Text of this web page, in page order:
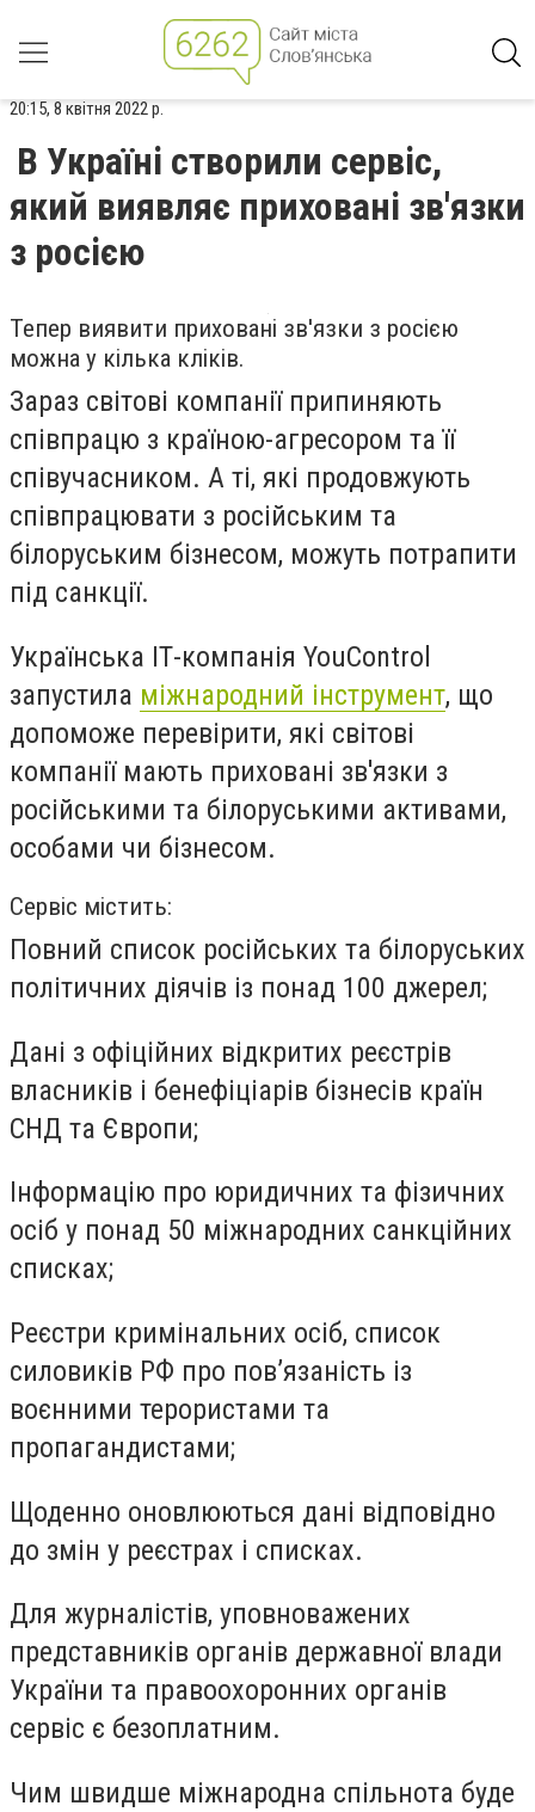
20:15, 8 квітня 2022 р.
В Україні створили сервіс,
який виявляє приховані зв'язки
з росією
Тепер виявити приховані зв'язки з росією
можна у кілька кліків.
Зараз світові компанії припиняють
співпрацю з країною-агресором та її
співучасником. А ті, які продовжують
співпрацювати з російським та
білоруським бізнесом, можуть потрапити
під санкції.
Українська ІТ-компанія YouControl
запустила міжнародний інструмент, що
допоможе перевірити, які світові
компанії мають приховані зв'язки з
російськими та білоруськими активами,
особами чи бізнесом.
Сервіс містить:
Повний список російських та білоруських
політичних діячів із понад 100 джерел;
Дані з офіційних відкритих реєстрів
власників і бенефіціарів бізнесів країн
СНД та Європи;
Інформацію про юридичних та фізичних
осіб у понад 50 міжнародних санкційних
списках;
Реєстри кримінальних осіб, список
силовиків РФ про пов’язаність із
воєнними терористами та
пропагандистами;
Щоденно оновлюються дані відповідно
до змін у реєстрах і списках.
Для журналістів, уповноважених
представників органів державної влади
України та правоохоронних органів
сервіс є безоплатним.
Чим швидше міжнародна спільнота буде